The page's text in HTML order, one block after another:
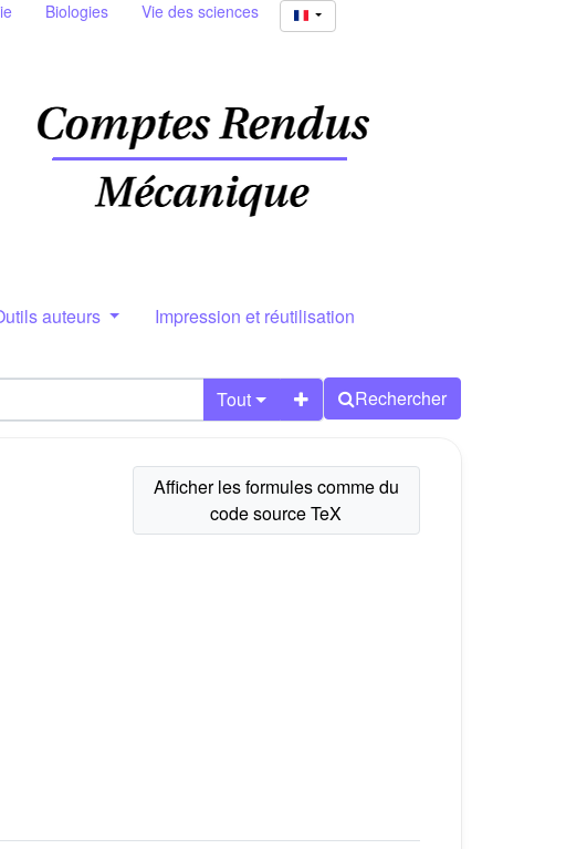
Biologies Vie des sciences
auteurs Impression et réutilisation
Tout Rechercher